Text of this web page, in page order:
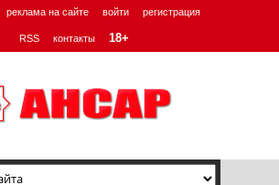
реклама на сайте войти регистрация
RSS контакты 18+